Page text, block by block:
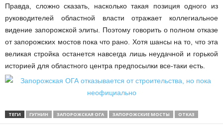
Правда, сложно сказать, насколько такая позиция одного из
руководителей областной власти отражает коллегиальное
видение запорожской элиты. Поэтому говорить о полном отказе
от запорожских мостов пока что рано. Хотя шансы на то, что эта
великая стройка останется навсегда лишь неудачной и горькой
историей для областного центра предпосылки все-таки есть.
ТЕГИ ГУГНИН ЗАПОРОЖСКАЯ ОГА ЗАПОРОЖСКИЕ МОСТЫ ОТКАЗ